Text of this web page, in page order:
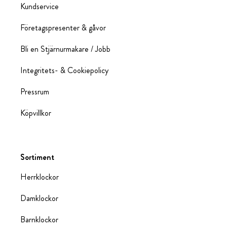
Kundservice
Företagspresenter & gåvor
Bli en Stjärnurmakare / Jobb
Integritets- & Cookiepolicy
Pressrum
Köpvillkor
Sortiment
Herrklockor
Damklockor
Barnklockor